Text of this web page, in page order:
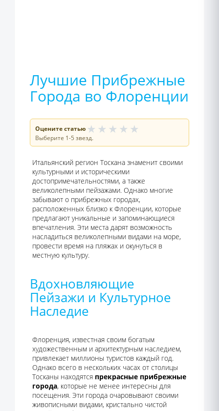
Лучшие Прибрежные
Города во Флоренции
Оцените статью ★ ★ ★ ★ ★
Выберите 1-5 звезд.
Итальянский регион Тоскана знаменит своими
культурными и историческими
достопримечательностями, а также
великолепными пейзажами. Однако многие
забывают о прибрежных городах,
расположенных близко к Флоренции, которые
предлагают уникальные и запоминающиеся
впечатления. Эти места дарят возможность
насладиться великолепными видами на море,
провести время на пляжах и окунуться в
местную культуру.
Вдохновляющие
Пейзажи и Культурное
Наследие
Флоренция, известная своим богатым
художественным и архитектурным наследием,
привлекает миллионы туристов каждый год.
Однако всего в нескольких часах от столицы
Тосканы находятся прекрасные прибрежные
города, которые не менее интересны для
посещения. Эти города очаровывают своими
живописными видами, кристально чистой